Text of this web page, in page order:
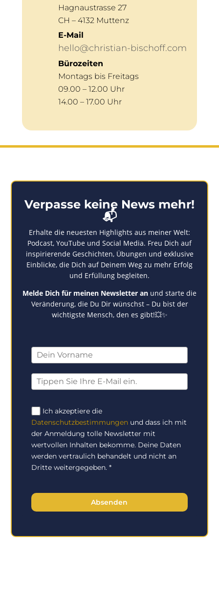
Hagnaustrasse 27
CH – 4132 Muttenz
E-Mail
hello@christian-bischoff.com
Bürozeiten
Montags bis Freitags
09.00 – 12.00 Uhr
14.00 – 17.00 Uhr
Verpasse keine News mehr!
📬
Erhalte die neuesten Highlights aus meiner Welt:
Podcast, YouTube und Social Media. Freu Dich auf
inspirierende Geschichten, Übungen und exklusive
Einblicke, die Dich auf Deinem Weg zu mehr Erfolg
und Erfüllung begleiten.
Melde Dich für meinen Newsletter an und starte die
Veränderung, die Du Dir wünschst – Du bist der
wichtigste Mensch, den es gibt!💥✨
Ich akzeptiere die
Datenschutzbestimmungen und dass ich mit
der Anmeldung tolle Newsletter mit
wertvollen Inhalten bekomme. Deine Daten
werden vertraulich behandelt und nicht an
Dritte weitergegeben. *
Absenden